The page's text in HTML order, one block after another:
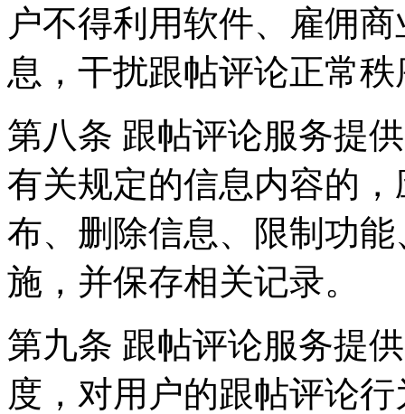
户不得利用软件、雇佣
息，干扰跟帖评论正常
第八条 跟帖评论服务提
有关规定的信息内容的
布、删除信息、限制功
施，并保存相关记录。
第九条 跟帖评论服务提
度，对用户的跟帖评论